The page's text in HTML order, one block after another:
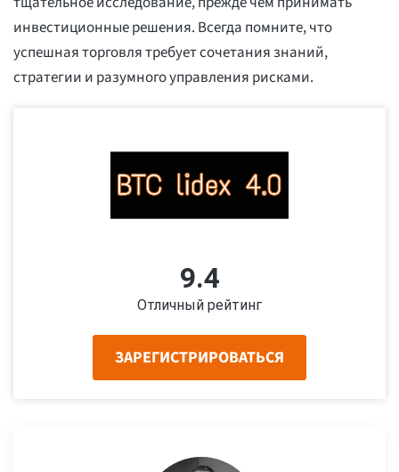
инвестиционные решения. Всегда помните, что
успешная торговля требует сочетания знаний,
стратегии и разумного управления рисками.
9.4
Отличный рейтинг
ЗАРЕГИСТРИРОВАТЬСЯ